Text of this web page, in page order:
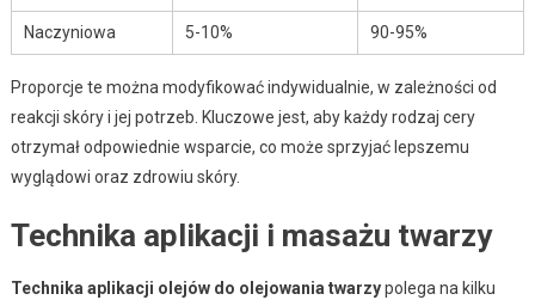
Naczyniowa 5-10% 90-95%
Proporcje te można modyfikować indywidualnie, w zależności od
reakcji skóry i jej potrzeb. Kluczowe jest, aby każdy rodzaj cery
otrzymał odpowiednie wsparcie, co może sprzyjać lepszemu
wyglądowi oraz zdrowiu skóry.
Technika aplikacji i masażu twarzy
Technika aplikacji olejów do olejowania twarzypolega na kilku